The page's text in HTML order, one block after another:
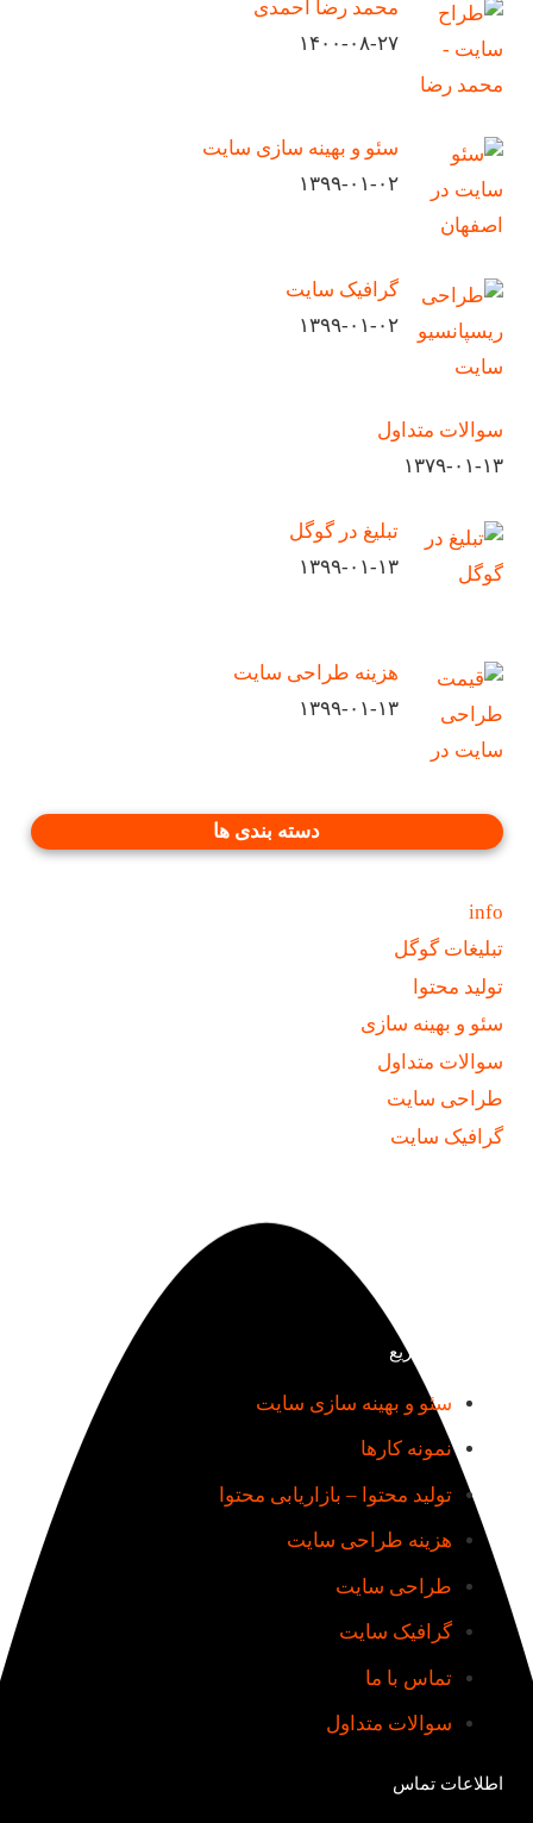
محمد رضا احمدی
۱۴۰۰-۰۸-۲۷
سئو و بهینه سازی سایت
۱۳۹۹-۰۱-۰۲
گرافیک سایت
۱۳۹۹-۰۱-۰۲
سوالات متداول
۱۳۷۹-۰۱-۱۳
تبلیغ در گوگل
۱۳۹۹-۰۱-۱۳
هزینه طراحی سایت
۱۳۹۹-۰۱-۱۳
دسته بندی ها
info
تبلیغات گوگل
تولید محتوا
سئو و بهینه سازی
سوالات متداول
طراحی سایت
گرافیک سایت
دسترسی سریع
سئو و بهینه سازی سایت
نمونه کارها
تولید محتوا – بازاریابی محتوا
هزینه طراحی سایت
طراحی سایت
گرافیک سایت
تماس با ما
سوالات متداول
اطلاعات تماس